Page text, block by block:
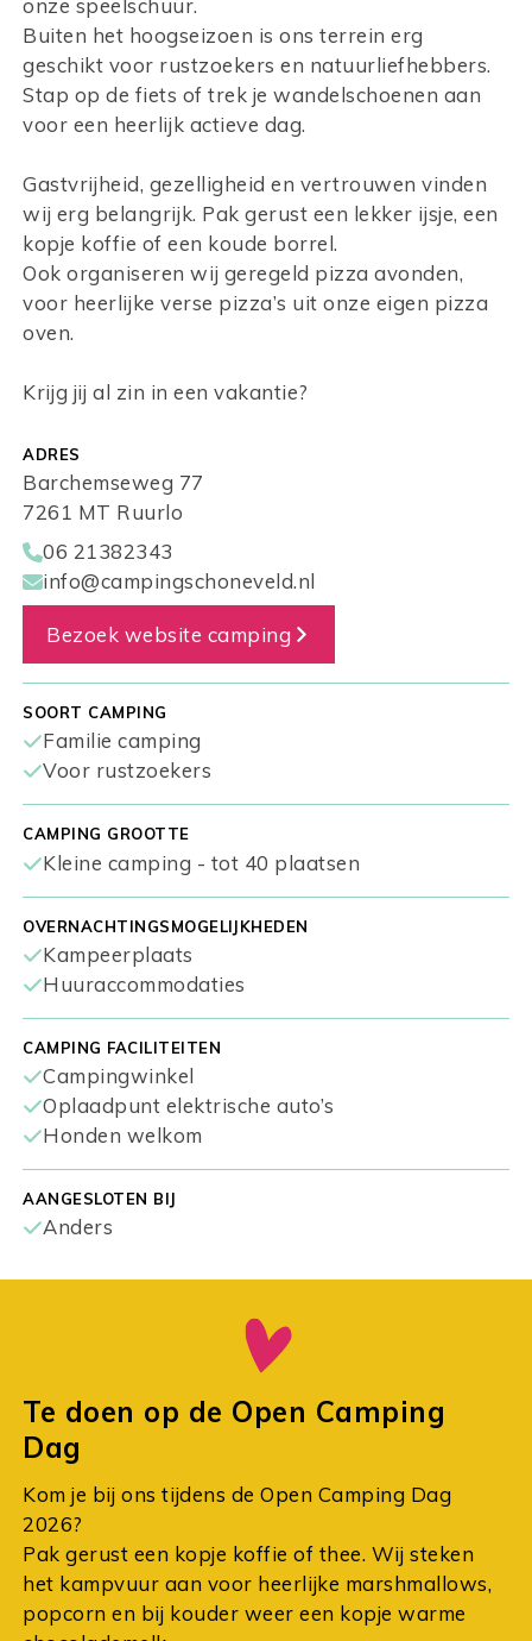
Buiten het hoogseizoen is ons terrein erg
geschikt voor rustzoekers en natuurliefhebbers.
Stap op de fiets of trek je wandelschoenen aan
voor een heerlijk actieve dag.
Gastvrijheid, gezelligheid en vertrouwen vinden
wij erg belangrijk. Pak gerust een lekker ijsje, een
kopje koffie of een koude borrel.
Ook organiseren wij geregeld pizza avonden,
voor heerlijke verse pizza’s uit onze eigen pizza
oven.
Krijg jij al zin in een vakantie?
ADRES
Barchemseweg 77
7261 MT Ruurlo
06 21382343
info@campingschoneveld.nl
Bezoek website camping
SOORT CAMPING
Familie camping
Voor rustzoekers
CAMPING GROOTTE
Kleine camping - tot 40 plaatsen
OVERNACHTINGSMOGELIJKHEDEN
Kampeerplaats
Huuraccommodaties
CAMPING FACILITEITEN
Campingwinkel
Oplaadpunt elektrische auto’s
Honden welkom
AANGESLOTEN BIJ
Anders
Te doen op de Open Camping
Dag
Kom je bij ons tijdens de Open Camping Dag
2026?
Pak gerust een kopje koffie of thee. Wij steken
het kampvuur aan voor heerlijke marshmallows,
popcorn en bij kouder weer een kopje warme